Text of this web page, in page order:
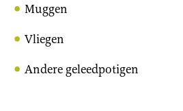
Muggen
Vliegen
Andere geleedpotigen